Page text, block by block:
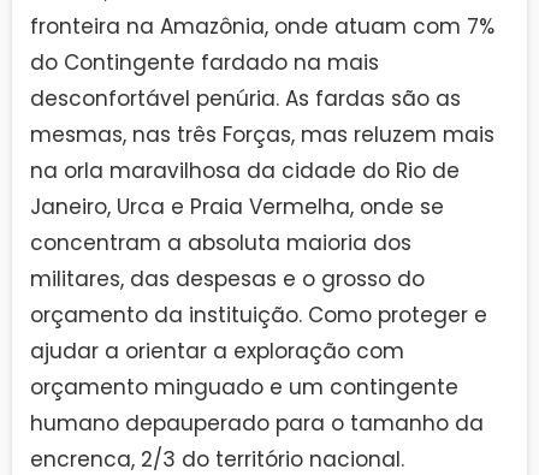
fronteira na Amazônia, onde atuam com 7%
do Contingente fardado na mais
desconfortável penúria. As fardas são as
mesmas, nas três Forças, mas reluzem mais
na orla maravilhosa da cidade do Rio de
Janeiro, Urca e Praia Vermelha, onde se
concentram a absoluta maioria dos
militares, das despesas e o grosso do
orçamento da instituição. Como proteger e
ajudar a orientar a exploração com
orçamento minguado e um contingente
humano depauperado para o tamanho da
encrenca, 2/3 do território nacional.